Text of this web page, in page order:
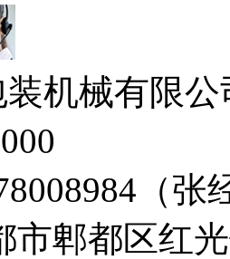
机械有限公
（张
市郫都区红